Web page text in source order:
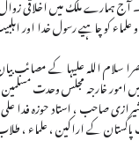
کو چاہیے رسول خدا اور
سلام اللہ علیہا کے مصائب
امور خارجہ مجلس وحدت
صاحب ، استاد حوزہ فدا علی
کے اراکین ، علماء ،